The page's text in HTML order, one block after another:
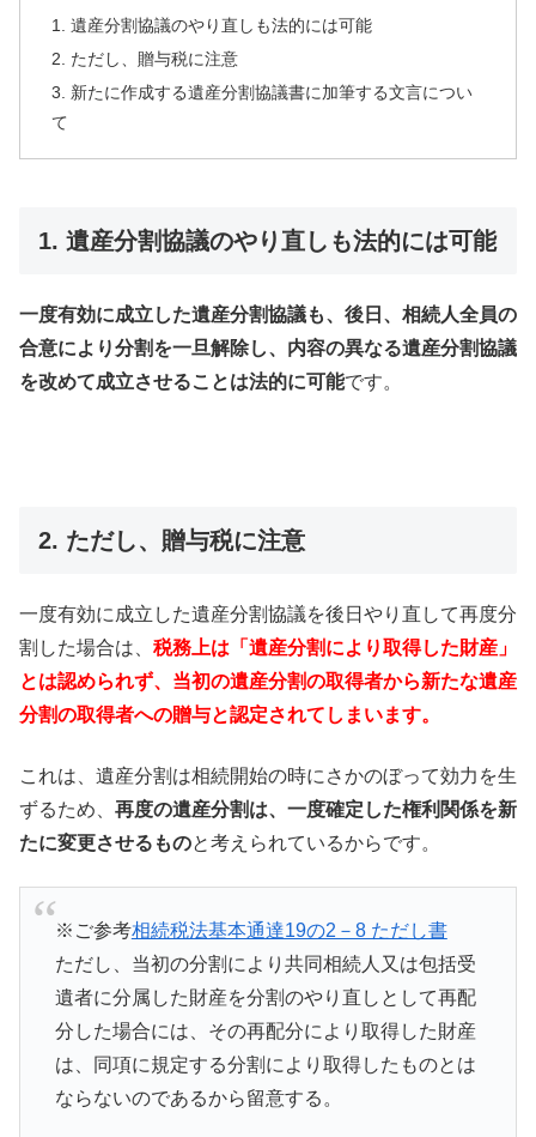
1. 遺産分割協議のやり直しも法的には可能
2. ただし、贈与税に注意
3. 新たに作成する遺産分割協議書に加筆する文言につい
て
1. 遺産分割協議のやり直しも法的には可能
一度有効に成立した遺産分割協議も、後日、相続人全員の
合意により分割を一旦解除し、内容の異なる遺産分割協議
を改めて成立させることは法的に可能です。
2. ただし、贈与税に注意
一度有効に成立した遺産分割協議を後日やり直して再度分
割した場合は、 税務上は「遺産分割により取得した財産」
とは認められず、当初の遺産分割の取得者から新たな遺産
分割の取得者への贈与と認定されてしまいます。
これは、遺産分割は相続開始の時にさかのぼって効力を生
ずるため、 再度の遺産分割は、一度確定した権利関係を新
たに変更させるものと考えられているからです。
※ご参考相続税法基本通達19の2－8 ただし書
ただし、当初の分割により共同相続人又は包括受
遺者に分属した財産を分割のやり直しとして再配
分した場合には、その再配分により取得した財産
は、同項に規定する分割により取得したものとは
ならないのであるから留意する。